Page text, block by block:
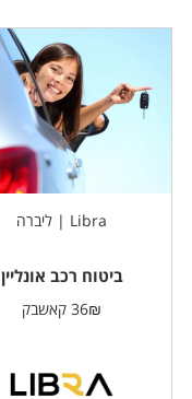
Libra | ליברה
ביטוח רכב אונליין
36₪ קאשבק